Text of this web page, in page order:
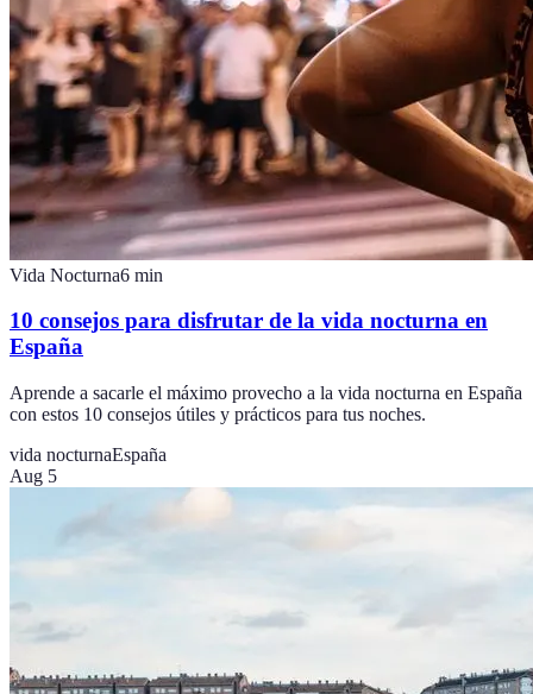
Vida Nocturna6 min
10 consejos para disfrutar de la vida nocturna en
España
Aprende a sacarle el máximo provecho a la vida nocturna en España
con estos 10 consejos útiles y prácticos para tus noches.
vida nocturnaEspaña
Aug 5